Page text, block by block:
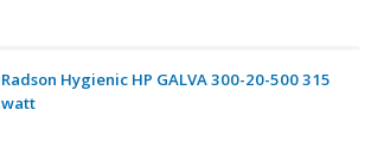
Radson Hygienic HP GALVA 300-20-500 315
watt